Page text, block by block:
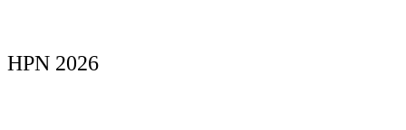
HPN 2026